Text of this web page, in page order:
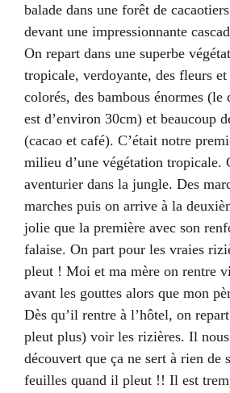
balade dans une forêt de
devant une impressionnante
On repart dans une superbe
tropicale, verdoyante, des fleurs et
colorés, des bambous énormes (le
est d’environ 30cm) et beaucoup
(cacao et café). C’était notre
milieu d’une végétation tropicale.
aventurier dans la jungle. Des
marches puis on arrive à la
jolie que la première avec son
falaise. On part pour les vraies
pleut ! Moi et ma mère on rentre
avant les gouttes alors que mon
Dès qu’il rentre à l’hôtel, on
pleut plus) voir les rizières. Il
découvert que ça ne sert à rien de
feuilles quand il pleut !! Il est